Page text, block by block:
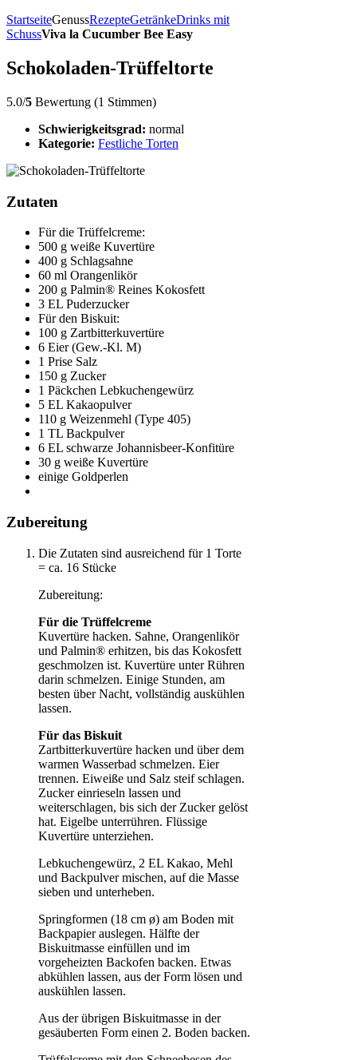
StartseiteGenussRezepteGetränkeDrinks mit
SchussViva la Cucumber Bee Easy
Schokoladen-Trüffeltorte
5.0/5 Bewertung (1 Stimmen)
Schwierigkeitsgrad: normal
Kategorie: Festliche Torten
Zutaten
Für die Trüffelcreme:
500 g weiße Kuvertüre
400 g Schlagsahne
60 ml Orangenlikör
200 g Palmin® Reines Kokosfett
3 EL Puderzucker
Für den Biskuit:
100 g Zartbitterkuvertüre
6 Eier (Gew.-Kl. M)
1 Prise Salz
150 g Zucker
1 Päckchen Lebkuchengewürz
5 EL Kakaopulver
110 g Weizenmehl (Type 405)
1 TL Backpulver
6 EL schwarze Johannisbeer-Konfitüre
30 g weiße Kuvertüre
einige Goldperlen
Zubereitung
Die Zutaten sind ausreichend für 1 Torte
= ca. 16 Stücke
Zubereitung:
Für die Trüffelcreme
Kuvertüre hacken. Sahne, Orangenlikör
und Palmin® erhitzen, bis das Kokosfett
geschmolzen ist. Kuvertüre unter Rühren
darin schmelzen. Einige Stunden, am
besten über Nacht, vollständig auskühlen
lassen.
Für das Biskuit
Zartbitterkuvertüre hacken und über dem
warmen Wasserbad schmelzen. Eier
trennen. Eiweiße und Salz steif schlagen.
Zucker einrieseln lassen und
weiterschlagen, bis sich der Zucker gelöst
hat. Eigelbe unterrühren. Flüssige
Kuvertüre unterziehen.
Lebkuchengewürz, 2 EL Kakao, Mehl
und Backpulver mischen, auf die Masse
sieben und unterheben.
Springformen (18 cm ø) am Boden mit
Backpapier auslegen. Hälfte der
Biskuitmasse einfüllen und im
vorgeheizten Backofen backen. Etwas
abkühlen lassen, aus der Form lösen und
auskühlen lassen.
Aus der übrigen Biskuitmasse in der
gesäuberten Form einen 2. Boden backen.